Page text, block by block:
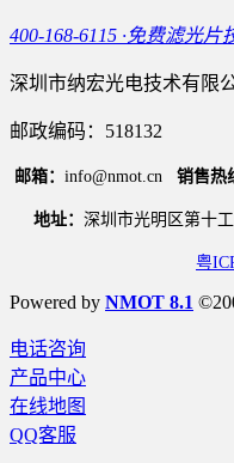
400-168-6115 ·免费滤光片
深圳市纳宏光电技术有限
邮政编码：518132
邮箱： info@nmot.cn 销售热
地址： 深圳市光明区第十
粤
Powered by NMOT 8.1
电话咨询
产品中心
在线地图
QQ客服